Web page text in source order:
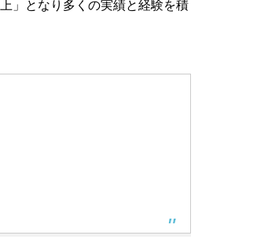
」となり多くの実績と経験を積